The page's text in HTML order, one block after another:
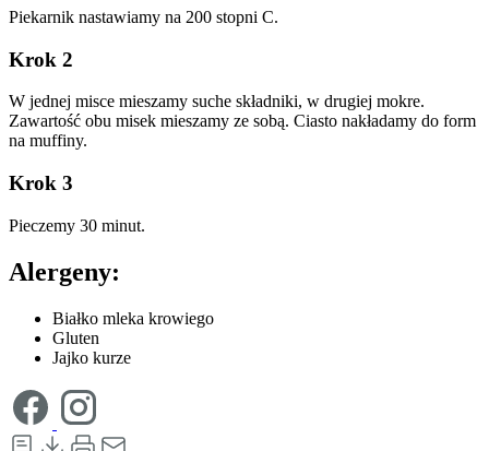
Piekarnik nastawiamy na 200 stopni C.
Krok 2
W jednej misce mieszamy suche składniki, w drugiej mokre.
Zawartość obu misek mieszamy ze sobą. Ciasto nakładamy do form
na muffiny.
Krok 3
Pieczemy 30 minut.
Alergeny:
Białko mleka krowiego
Gluten
Jajko kurze